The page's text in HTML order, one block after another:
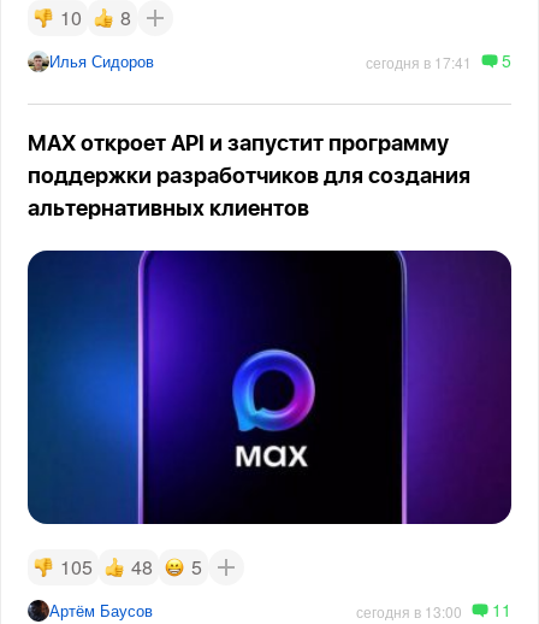
10 8
Илья Сидоров сегодня в 17:41 5
MAX откроет API и запустит программу
поддержки разработчиков для создания
альтернативных клиентов
105 48 5
Артём Баусов сегодня в 13:00 11